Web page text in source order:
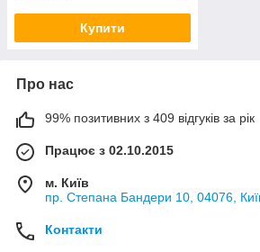
Купити
Про нас
99% позитивних з 409 відгуків за рік
Працює з 02.10.2015
м. Київ
пр. Степана Бандери 10, 04076,
Контакти